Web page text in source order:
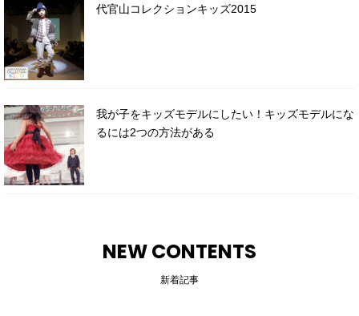
代官山コレクションキッズ2015
我が子をキッズモデルにしたい！キッズモデルにな
るには2つの方法がある
NEW CONTENTS
新着記事